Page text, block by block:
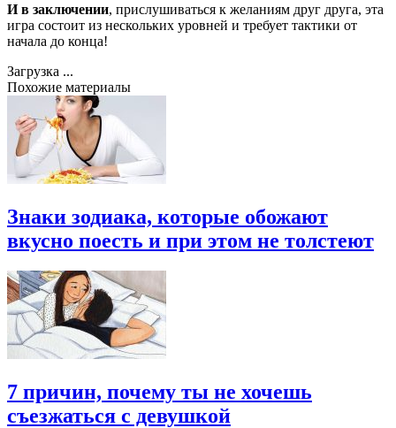
И в заключении, прислушиваться к желаниям друг друга, эта
игра состоит из нескольких уровней и требует тактики от
начала до конца!
Загрузка ...
Похожие материалы
Знаки зодиака, которые обожают
вкусно поесть и при этом не толстеют
7 причин, почему ты не хочешь
съезжаться с девушкой